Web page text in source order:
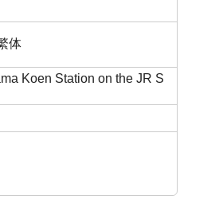
体
Koen Station on the JR S